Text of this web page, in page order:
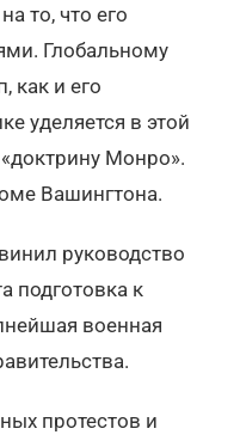
то, что его
Глобальному
как и его
уделяется в этой
Монро».
Вашингтона.
руководство
подготовка к
военная
протестов и